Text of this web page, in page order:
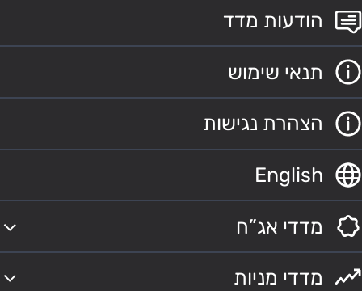
הודעות מדד
תנאי שימוש
הצהרת נגישות
English
מדדי אג”ח
מדדי מניות